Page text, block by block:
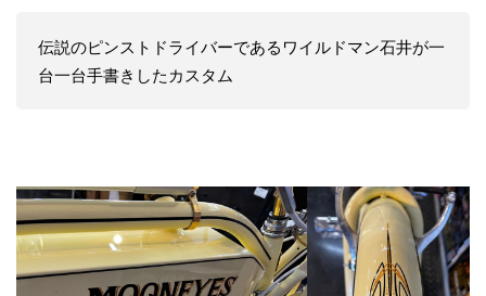
伝説のピンストドライバーであるワイルドマン石井が一
台一台手書きしたカスタム